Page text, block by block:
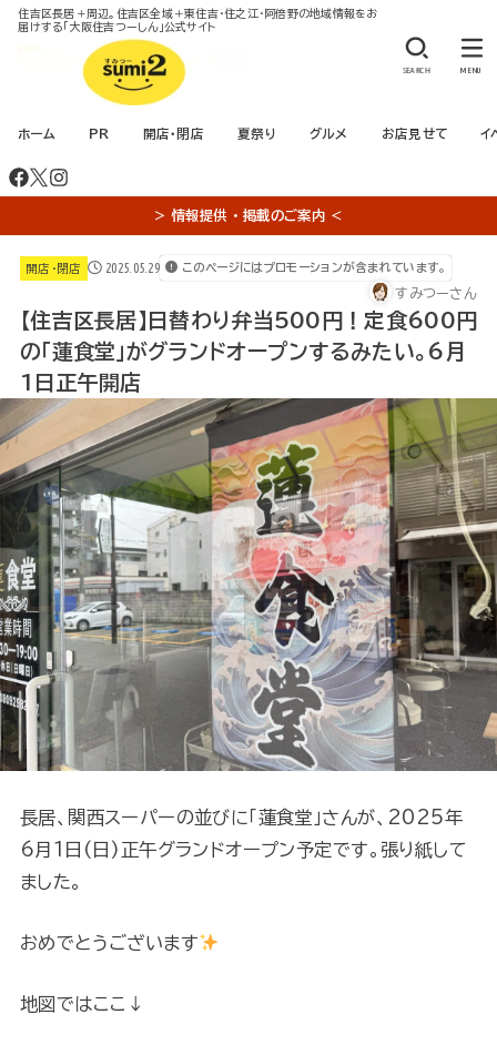
住吉区長居＋周辺。住吉区全域＋東住吉・住之江・阿倍野の地域情報をお
届けする「大阪住吉つーしん」公式サイト
ホーム PR 開店・閉店 夏祭り グルメ お店見せて イ
SEARCH MENU
＞ 情報提供 ・ 掲載のご案内 ＜
開店・閉店 2025.05.29 このページにはプロモーションが含まれています。
すみつーさん
【住吉区長居】日替わり弁当500円！定食600円
の「蓮食堂」がグランドオープンするみたい。6月
1日正午開店
長居、関西スーパーの並びに「蓮食堂」さんが、2025年
6月1日(日)正午グランドオープン予定です。張り紙して
ました。
おめでとうございます
地図ではここ↓